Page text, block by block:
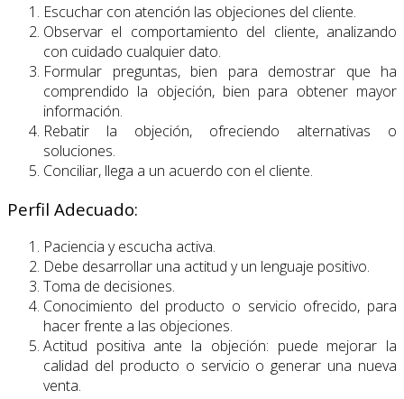
Escuchar con atención las objeciones del cliente.
Observar el comportamiento del cliente, analizando
con cuidado cualquier dato.
Formular preguntas, bien para demostrar que ha
comprendido la objeción, bien para obtener mayor
información.
Rebatir la objeción, ofreciendo alternativas o
soluciones.
Conciliar, llega a un acuerdo con el cliente.
Perfil Adecuado:
Paciencia y escucha activa.
Debe desarrollar una actitud y un lenguaje positivo.
Toma de decisiones.
Conocimiento del producto o servicio ofrecido, para
hacer frente a las objeciones.
Actitud positiva ante la objeción: puede mejorar la
calidad del producto o servicio o generar una nueva
venta.